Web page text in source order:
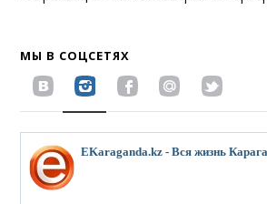
МЫ В СОЦСЕТЯХ
EKaraganda.kz - Вся жизнь